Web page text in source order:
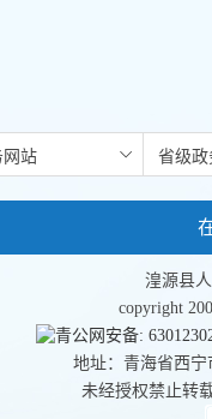
湟源县
copyright
青公网安备:
地址：青海省西
未经授权禁止转